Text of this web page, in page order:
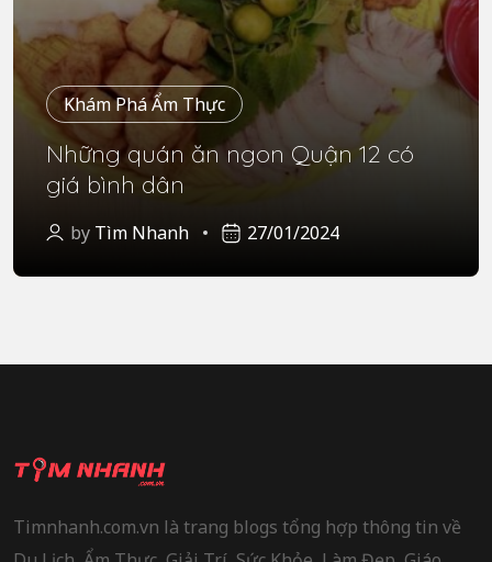
Khám Phá Ẩm Thực
Những quán ăn ngon Quận 12 có
giá bình dân
by Tìm Nhanh 27/01/2024
Timnhanh.com.vn là trang blogs tổng hợp thông tin về